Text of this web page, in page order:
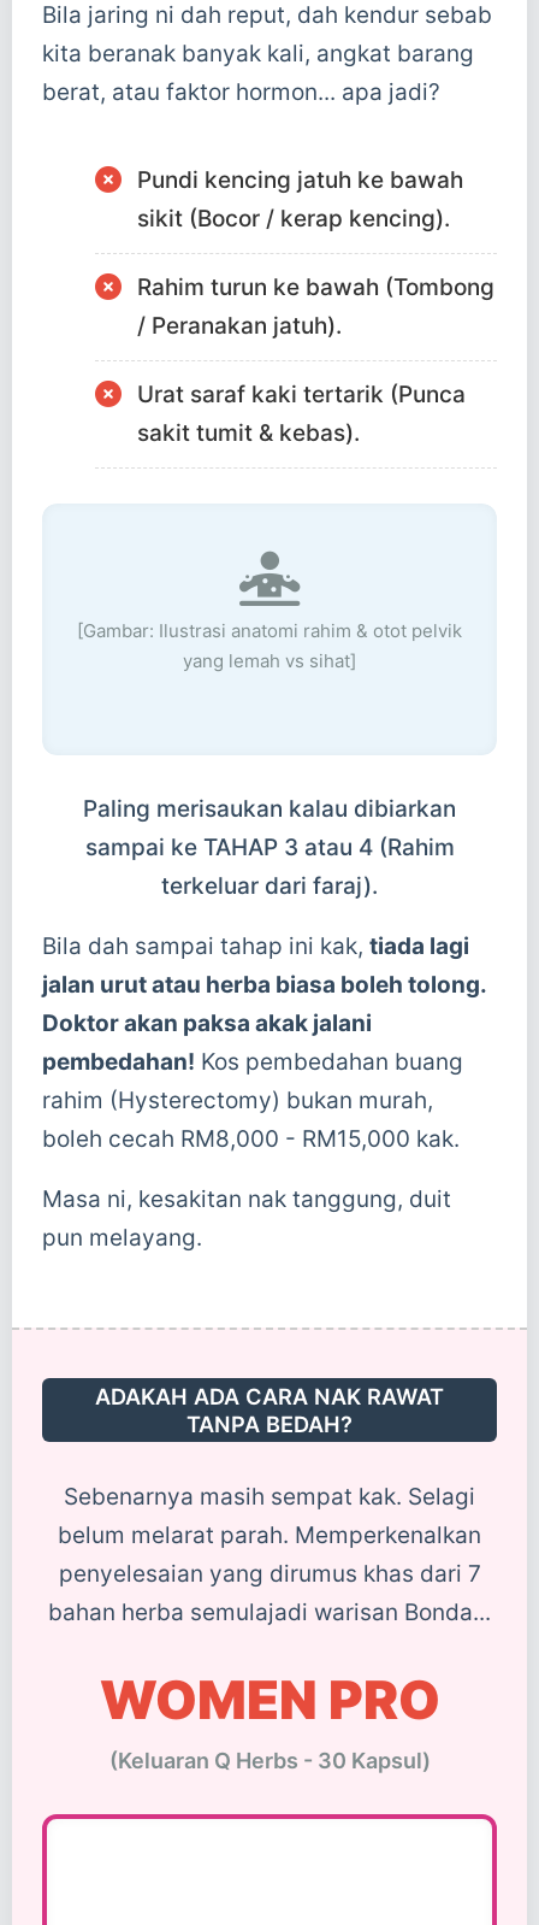
Bila jaring ni dah reput, dah kendur sebab
kita beranak banyak kali, angkat barang
berat, atau faktor hormon... apa jadi?
Pundi kencing jatuh ke bawah
sikit (Bocor / kerap kencing).
Rahim turun ke bawah (Tombong
/ Peranakan jatuh).
Urat saraf kaki tertarik (Punca
sakit tumit & kebas).
[Gambar: Ilustrasi anatomi rahim & otot pelvik
yang lemah vs sihat]
Paling merisaukan kalau dibiarkan
sampai ke TAHAP 3 atau 4 (Rahim
terkeluar dari faraj).
Bila dah sampai tahap ini kak, tiada lagi
jalan urut atau herba biasa boleh tolong.
Doktor akan paksa akak jalani
pembedahan! Kos pembedahan buang
rahim (Hysterectomy) bukan murah,
boleh cecah RM8,000 - RM15,000 kak.
Masa ni, kesakitan nak tanggung, duit
pun melayang.
ADAKAH ADA CARA NAK RAWAT
TANPA BEDAH?
Sebenarnya masih sempat kak. Selagi
belum melarat parah. Memperkenalkan
penyelesaian yang dirumus khas dari 7
bahan herba semulajadi warisan Bonda...
WOMEN PRO
(Keluaran Q Herbs - 30 Kapsul)